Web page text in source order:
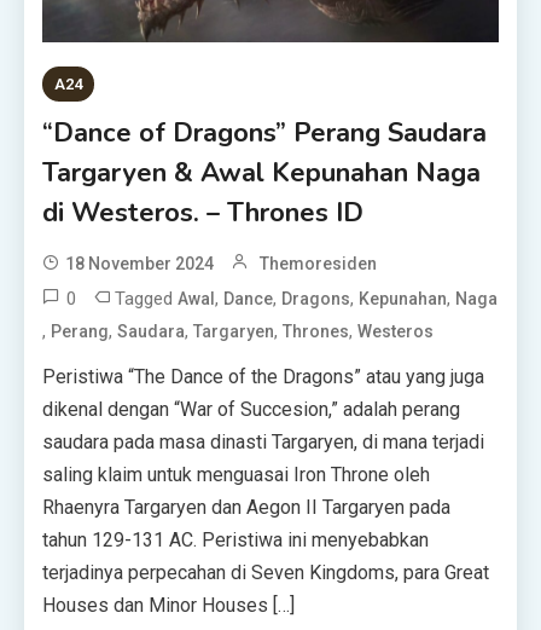
A24
“Dance of Dragons” Perang Saudara
Targaryen & Awal Kepunahan Naga
di Westeros. – Thrones ID
18 November 2024 Themoresiden
0 TaggedAwal, Dance, Dragons, Kepunahan, Naga
, Perang,Saudara,Targaryen,Thrones,Westeros
Peristiwa “The Dance of the Dragons” atau yang juga
dikenal dengan “War of Succesion,” adalah perang
saudara pada masa dinasti Targaryen, di mana terjadi
saling klaim untuk menguasai Iron Throne oleh
Rhaenyra Targaryen dan Aegon II Targaryen pada
tahun 129-131 AC. Peristiwa ini menyebabkan
terjadinya perpecahan di Seven Kingdoms, para Great
Houses dan Minor Houses […]